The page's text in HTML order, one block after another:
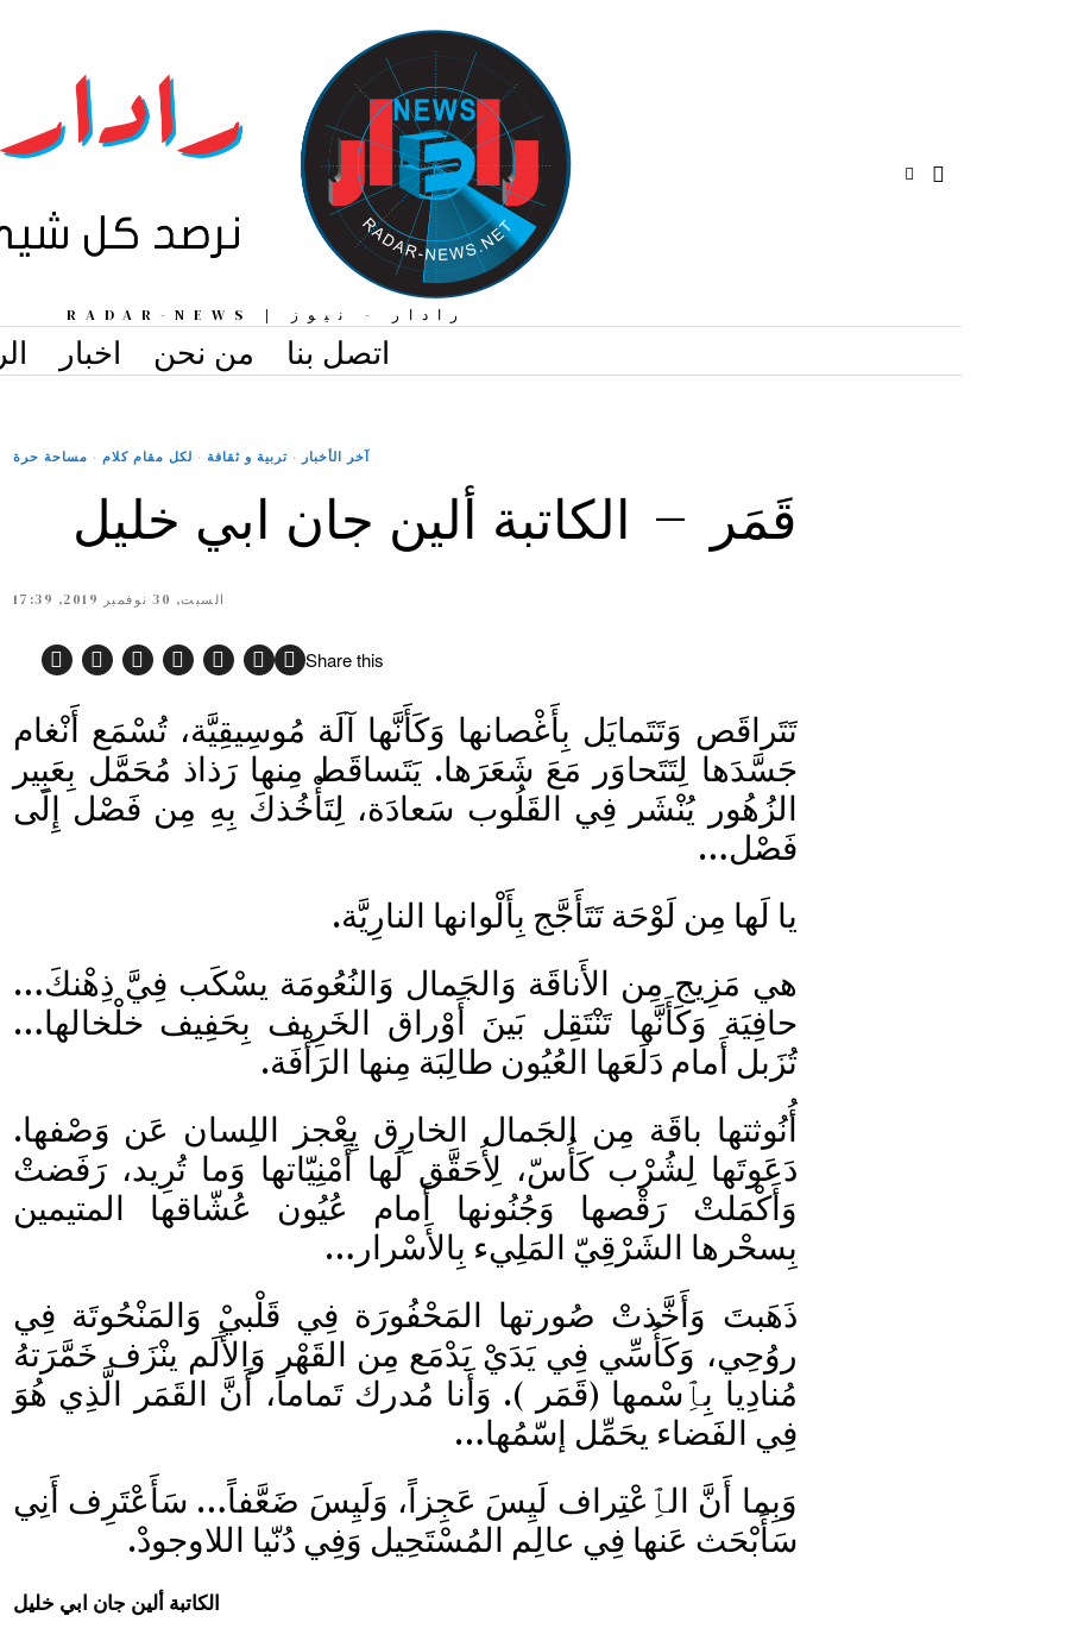
رادار - نيوز | RADAR-NEWS
اخبار من نحن اتصل بنا
آخر الأخبار · تربية و ثقافة · لكل مقام كلام · مساحة حرة
قَمَر – الكاتبة ألين جان ابي خليل
السبت, 30 نوفمبر 2019, 17:39
Share this
تَتَراقَص وَتَتَمايَل بِأَغْصانها وَكَأَنَّها آلَة مُوسِيقِيَّة، تُسْمَع أَنْغام
جَسَّدَها لِتَتَحاوَر مَعَ شَعَرَها. يَتَساقَط مِنها رَذاذ مُحَمَّل بِعَبِير
الزُهُور يُنْشَر فِي القَلُوب سَعادَة، لِتَأْخُذكَ بِهِ مِن فَصْل إِلَى
فَصْل…
يا لَها مِن لَوْحَة تَتَأَجَّج بِأَلْوانها النارِيَّة.
هي مَزِيج مِن الأَناقَة وَالجَمال وَالنُعُومَة يسْكَب فِيَّ ذِهْنكَ…
حافِيَة وَكَأَنَّها تَنْتَقِل بَينَ أَوْراق الخَرِيف بِحَفِيف خلْخالها…
تُزَبل أَمام دَلَعَها العُيُون طالِبَة مِنها الرَأْفَة.
أُنُوثتها باقَة مِن الجَمال الخارِق يِعْجز اللِسان عَن وَصْفها.
دَعَوتَها لِشُرْب كَأُسّ، لِأُحَقَّق لَها أَمْنِيّاتها وَما تُرِيد، رَفَضتْ
وَأَكْمَلتْ رَقْصها وَجُنُونها أَمام عُيُون عُشّاقها المتيمين
بِسحْرها الشَرْقِيّ المَلِيء بِالأَسْرار…
ذَهَبتَ وَأَخَّذتْ صُورتها المَحْفُورَة فِي قَلْبيْ وَالمَنْحُوتَة فِي
روُحِي، وَكَأُسِّي فِي يَدَيْ يَدْمَع مِن القَهْر وَالأَلَم ينْزَف خَمَّرَتهُ
مُنادِيا بِٱِسْمها (قَمَر ). وَأَنا مُدرك تَماماً، أَنَّ القَمَر الَّذِي هُوَ
فِي الفَضاء يحَمِّل إسّمُها…
وَبِما أَنَّ الٱِعْتِراف لَيِسَ عَجِزاً، وَلَيِسَ ضَعَّفاً… سَأَعْتَرِف أَنِي
سَأَبْحَث عَنها فِي عالِم المُسْتَحِيل وَفِي دُنّيا اللاوجودْ.
الكاتبة ألين جان ابي خليل